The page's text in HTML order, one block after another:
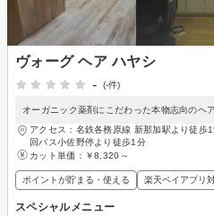
ヴォーグ ヘア ハヤシ
-
(-件)
オーガニック薬剤にこだわった本物志向のヘ
アクセス：名鉄各務原線 新那加駅より徒歩
回バス小佐野停より徒歩1分
カット単価： ￥8,320～
ポイントが貯まる・使える 楽天ペイアプリ
スペシャルメニュー